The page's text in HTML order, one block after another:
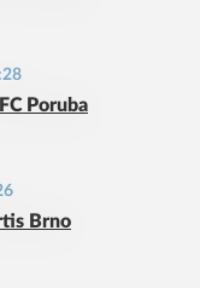
Poruba
Brno